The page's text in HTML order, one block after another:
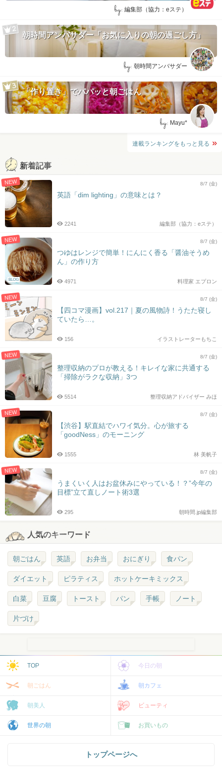
by: 編集部（協力：eステ）
朝時間アンバサダー「お気に入りの朝の過ごし方」
by: 朝時間アンバサダー
「作り置き」でパパッと朝ごはん
by: Mayu*
連載ランキングをもっと見る
新着記事
NEW 8/7 (金)
英語「dim lighting」の意味とは？
編集部（協力：eステ）
2241
NEW
BLOG
8/7 (金)
つゆはレンジで簡単！にんにく香る「醤油そうめ
ん」の作り方
料理家 エプロン
4971
NEW 8/7 (金)
【四コマ漫画】vol.217｜夏の風物詩！うたた寝し
ていたら…。
イラストレーターもちこ
156
NEW 8/7 (金)
整理収納のプロが教える！キレイな家に共通する
「掃除がラクな収納」3つ
整理収納アドバイザー みほ
5514
NEW 8/7 (金)
【渋谷】駅直結でハワイ気分。心が旅する
「goodNess」のモーニング
林 美帆子
1555
NEW 8/7 (金)
うまくいく人はお盆休みにやっている！？”今年の
目標”立て直しノート術3選
朝時間.jp編集部
295
人気のキーワード
朝ごはん 英語 お弁当 おにぎり 食パン
ダイエット ピラティス ホットケーキミックス
白菜 豆腐 トースト パン 手帳 ノート
片づけ
TOP 今日の朝
朝ごはん 朝カフェ
朝美人 ビューティ
世界の朝 お買いもの
トップページへ